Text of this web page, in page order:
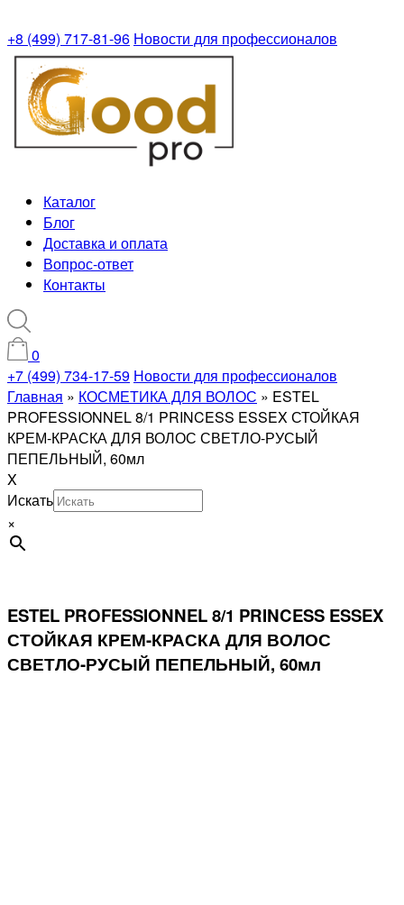
+8 (499) 717-81-96 Новости для профессионалов
Каталог
Блог
Доставка и оплата
Вопрос-ответ
Контакты
0
+7 (499) 734-17-59 Новости для профессионалов
Главная » КОСМЕТИКА ДЛЯ ВОЛОС » ESTEL
PROFESSIONNEL 8/1 PRINCESS ESSEX СТОЙКАЯ
КРЕМ-КРАСКА ДЛЯ ВОЛОС СВЕТЛО-РУСЫЙ
ПЕПЕЛЬНЫЙ, 60мл
X
Искать
×
ESTEL PROFESSIONNEL 8/1 PRINCESS ESSEX
СТОЙКАЯ КРЕМ-КРАСКА ДЛЯ ВОЛОС
СВЕТЛО-РУСЫЙ ПЕПЕЛЬНЫЙ, 60мл